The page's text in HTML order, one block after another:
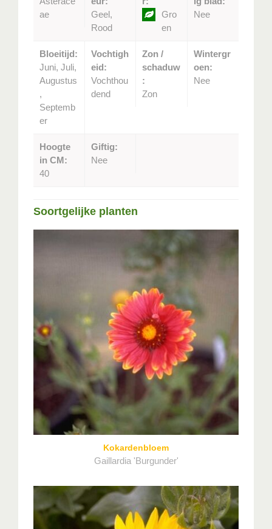
ae
Geel,
Rood
Gro
en
Nee
Bloeitijd:
Juni, Juli,
Augustus
,
Septemb
er
Vochtigh
eid:
Vochthou
dend
Zon /
schaduw
:
Zon
Wintergr
oen:
Nee
Hoogte
in CM:
40
Giftig:
Nee
Soortgelijke planten
Kokardenbloem
Gaillardia 'Burgunder'